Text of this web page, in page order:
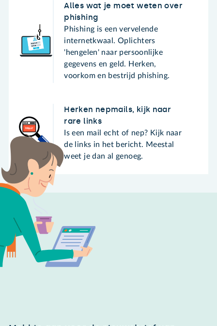
Alles wat je moet weten over
phishing
Phishing is een vervelende
internetkwaal. Oplichters
'hengelen' naar persoonlijke
gegevens en geld. Herken,
voorkom en bestrijd phishing.
Herken nepmails, kijk naar
rare links
Is een mail echt of nep? Kijk naar
de links in het bericht. Meestal
weet je dan al genoeg.